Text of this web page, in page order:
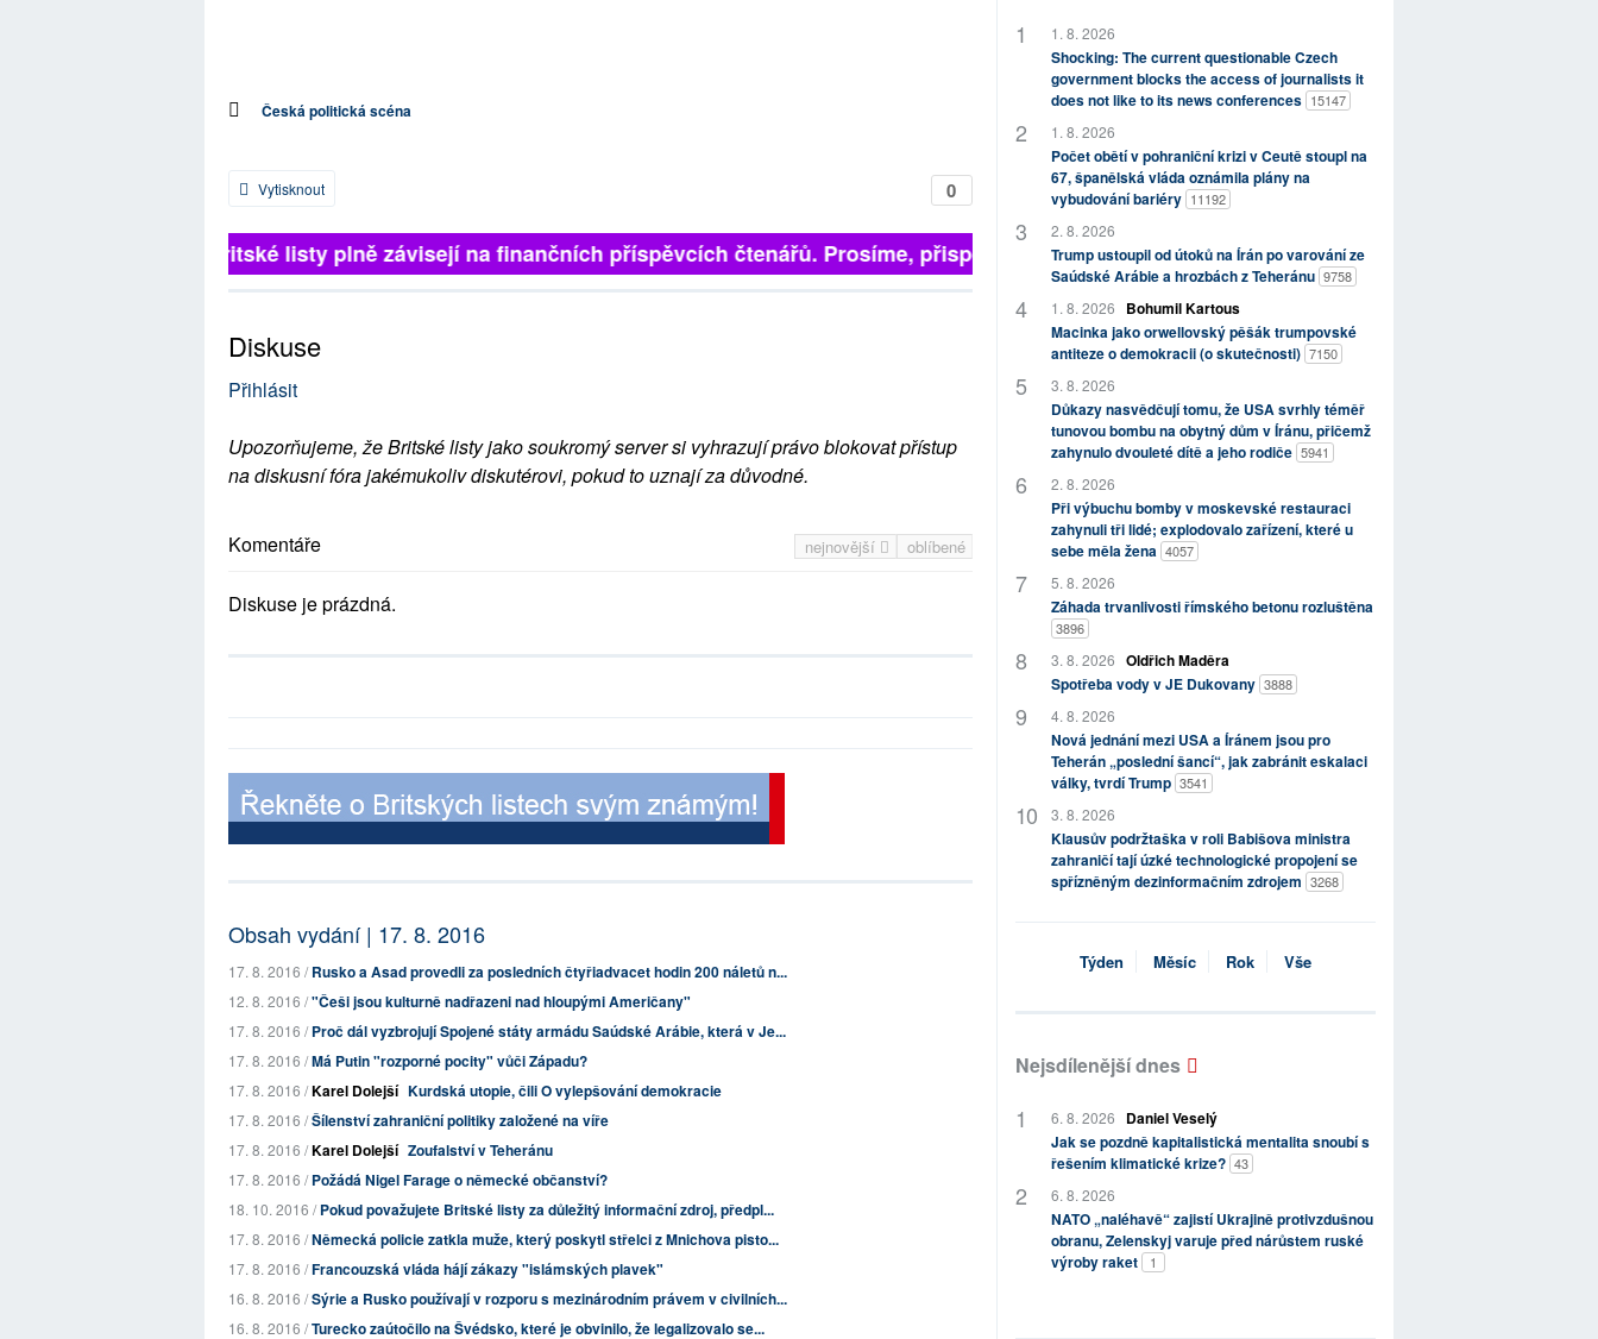
Česká politická scéna
0
Vytisknout
Britské listy plně závisejí na finančních příspěvcích čtenářů. Prosíme, přispějte. ➥
Diskuse
Přihlásit
Upozorňujeme, že Britské listy jako soukromý server si vyhrazují právo blokovat přístup
na diskusní fóra jakémukoliv diskutérovi, pokud to uznají za důvodné.
nejnovější oblíbené
Komentáře
Diskuse je prázdná.
Obsah vydání | 17. 8. 2016
17. 8. 2016 /Rusko a Asad provedli za posledních čtyřiadvacet hodin 200 náletů n...
12. 8. 2016 /"Češi jsou kulturně nadřazeni nad hloupými Američany"
17. 8. 2016 /Proč dál vyzbrojují Spojené státy armádu Saúdské Arábie, která v Je...
17. 8. 2016 /Má Putin "rozporné pocity" vůči Západu?
17. 8. 2016 /Karel Dolejší Kurdská utopie, čili O vylepšování demokracie
17. 8. 2016 /Šílenství zahraniční politiky založené na víře
17. 8. 2016 /Karel Dolejší Zoufalství v Teheránu
17. 8. 2016 /Požádá Nigel Farage o německé občanství?
18. 10. 2016 /Pokud považujete Britské listy za důležitý informační zdroj, předpl...
17. 8. 2016 /Německá policie zatkla muže, který poskytl střelci z Mnichova pisto...
17. 8. 2016 /Francouzská vláda hájí zákazy "islámských plavek"
16. 8. 2016 /Sýrie a Rusko používají v rozporu s mezinárodním právem v civilních...
16. 8. 2016 /Turecko zaútočilo na Švédsko, které je obvinilo, že legalizovalo se...
1. 8. 2026
Shocking: The current questionable Czech
government blocks the access of journalists it
does not like to its news conferences 15147
1. 8. 2026
Počet obětí v pohraniční krizi v Ceutě stoupl na
67, španělská vláda oznámila plány na
vybudování bariéry 11192
2. 8. 2026
Trump ustoupil od útoků na Írán po varování ze
Saúdské Arábie a hrozbách z Teheránu 9758
1. 8. 2026
Bohumil Kartous
Macinka jako orwellovský pěšák trumpovské
antiteze o demokracii (o skutečnosti) 7150
3. 8. 2026
Důkazy nasvědčují tomu, že USA svrhly téměř
tunovou bombu na obytný dům v Íránu, přičemž
zahynulo dvouleté dítě a jeho rodiče 5941
2. 8. 2026
Při výbuchu bomby v moskevské restauraci
zahynuli tři lidé; explodovalo zařízení, které u
sebe měla žena 4057
5. 8. 2026
Záhada trvanlivosti římského betonu rozluštěna
3896
3. 8. 2026 Oldřich Maděra
Spotřeba vody v JE Dukovany 3888
4. 8. 2026
Nová jednání mezi USA a Íránem jsou pro
Teherán „poslední šancí“, jak zabránit eskalaci
války, tvrdí Trump 3541
3. 8. 2026
Klausův podržtaška v roli Babišova ministra
zahraničí tají úzké technologické propojení se
spřízněným dezinformačním zdrojem 3268
Týden Měsíc Rok Vše
Nejsdílenější dnes
6. 8. 2026
Daniel Veselý
Jak se pozdně kapitalistická mentalita snoubí s
řešením klimatické krize? 43
6. 8. 2026
NATO „naléhavě“ zajistí Ukrajině protivzdušnou
obranu, Zelenskyj varuje před nárůstem ruské
výroby raket
1